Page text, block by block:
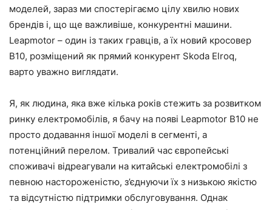
моделей, зараз ми спостерігаємо цілу хвилю нових
брендів і, що ще важливіше, конкурентні машини.
Leapmotor – один із таких гравців, а їх новий кросовер
B10, розміщений як прямий конкурент Skoda Elroq,
варто уважно виглядати.
Я, як людина, яка вже кілька років стежить за розвитком
ринку електромобілів, я бачу на появі Leapmotor B10 не
просто додавання іншої моделі в сегменті, а
потенційний перелом. Тривалий час європейські
споживачі відреагували на китайські електромобілі з
певною настороженістю, з’єднуючи їх з низькою якістю
та відсутністю підтримки обслуговування. Однак